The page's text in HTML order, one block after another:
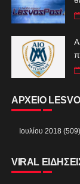
ΑΡΧΕΙΟ
VIRAL